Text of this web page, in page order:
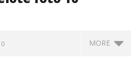
0 MORE